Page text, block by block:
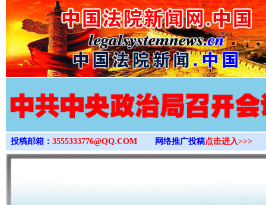
>
投稿邮箱： 3555333776@QQ.COM 网络推广投稿点击进入>>>